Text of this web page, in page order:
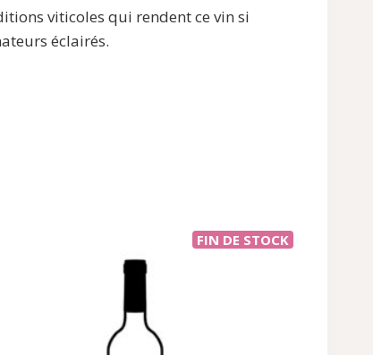
viticoles qui rendent ce vin si
éclairés.
FIN DE STOCK